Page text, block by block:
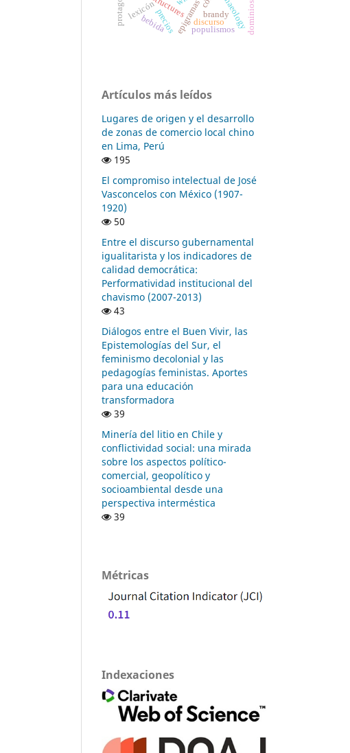
brandy
precios discurso
lexicón
bebida populismos
Artículos más leídos
Lugares de origen y el desarrollo
de zonas de comercio local chino
en Lima, Perú
195
El compromiso intelectual de José
Vasconcelos con México (1907-
1920)
50
Entre el discurso gubernamental
igualitarista y los indicadores de
calidad democrática:
Performatividad institucional del
chavismo (2007-2013)
43
Diálogos entre el Buen Vivir, las
Epistemologías del Sur, el
feminismo decolonial y las
pedagogías feministas. Aportes
para una educación
transformadora
39
Minería del litio en Chile y
conflictividad social: una mirada
sobre los aspectos político-
comercial, geopolítico y
socioambiental desde una
perspectiva interméstica
39
Métricas
Indexaciones